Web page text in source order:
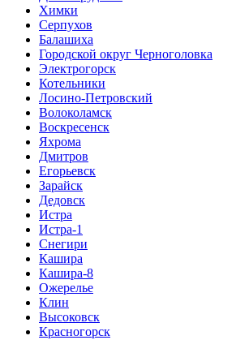
Химки
Серпухов
Балашиха
Городской округ Черноголовка
Электрогорск
Котельники
Лосино-Петровский
Волоколамск
Воскресенск
Яхрома
Дмитров
Егорьевск
Зарайск
Дедовск
Истра
Истра-1
Снегири
Кашира
Кашира-8
Ожерелье
Клин
Высоковск
Красногорск